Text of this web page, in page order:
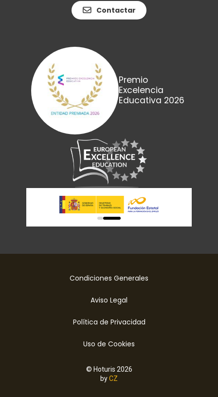
Contactar
Premio
Excelencia
Educativa 2026
0 1
Condiciones Generales
Aviso Legal
Política de Privacidad
Uso de Cookies
© Hoturis 2026
byCZ